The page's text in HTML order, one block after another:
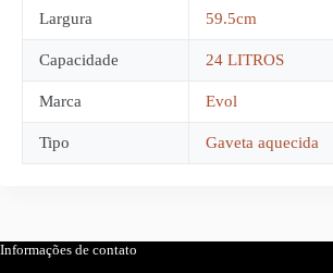
Largura 59.5cm
Capacidade 24 LITROS
Marca Evol
Tipo Gaveta aquecida
Informações de contato